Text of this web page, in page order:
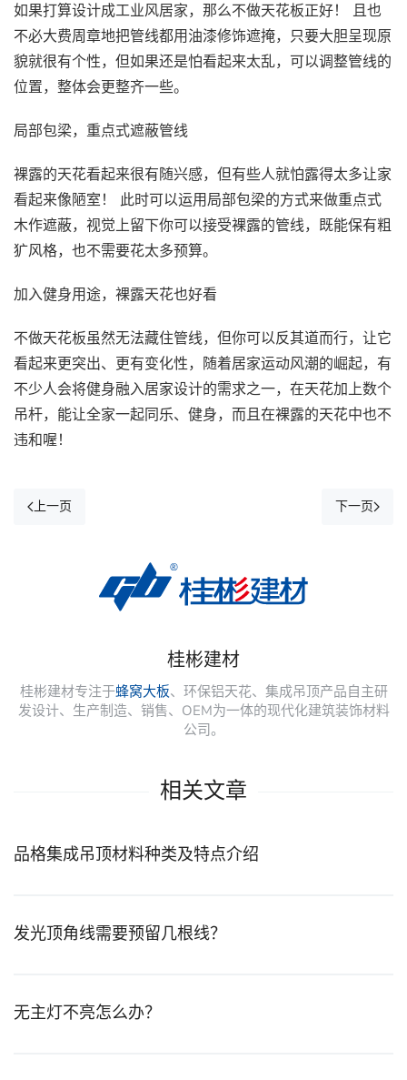
如果打算设计成工业风居家，那么不做天花板正好！ 且也
不必大费周章地把管线都用油漆修饰遮掩，只要大胆呈现原
貌就很有个性，但如果还是怕看起来太乱，可以调整管线的
位置，整体会更整齐一些。
局部包梁，重点式遮蔽管线
裸露的天花看起来很有随兴感，但有些人就怕露得太多让家
看起来像陋室！ 此时可以运用局部包梁的方式来做重点式
木作遮蔽，视觉上留下你可以接受裸露的管线，既能保有粗
犷风格，也不需要花太多预算。
加入健身用途，裸露天花也好看
不做天花板虽然无法藏住管线，但你可以反其道而行，让它
看起来更突出、更有变化性，随着居家运动风潮的崛起，有
不少人会将健身融入居家设计的需求之一，在天花加上数个
吊杆，能让全家一起同乐、健身，而且在裸露的天花中也不
违和喔！
上一页 下一页
桂彬建材
桂彬建材专注于蜂窝大板、环保铝天花、集成吊顶产品自主研
发设计、生产制造、销售、OEM为一体的现代化建筑装饰材料
公司。
相关文章
品格集成吊顶材料种类及特点介绍
发光顶角线需要预留几根线？
无主灯不亮怎么办？